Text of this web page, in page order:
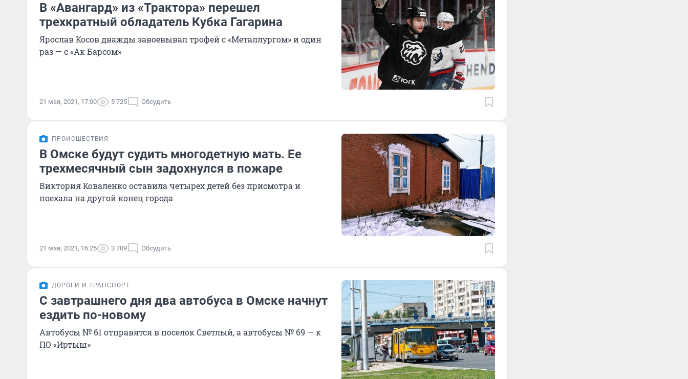
В «Авангард» из «Трактора» перешел
трехкратный обладатель Кубка Гагарина
Ярослав Косов дважды завоевывал трофей с «Металлургом» и один
раз — с «Ак Барсом»
21 мая, 2021, 17:00 5 725 Обсудить
ПРОИСШЕСТВИЯ
В Омске будут судить многодетную мать. Ее
трехмесячный сын задохнулся в пожаре
Виктория Коваленко оставила четырех детей без присмотра и
поехала на другой конец города
21 мая, 2021, 16:25 3 709 Обсудить
ДОРОГИ И ТРАНСПОРТ
С завтрашнего дня два автобуса в Омске начнут
ездить по-новому
Автобусы № 61 отправятся в поселок Светлый, а автобусы № 69 — к
ПО «Иртыш»